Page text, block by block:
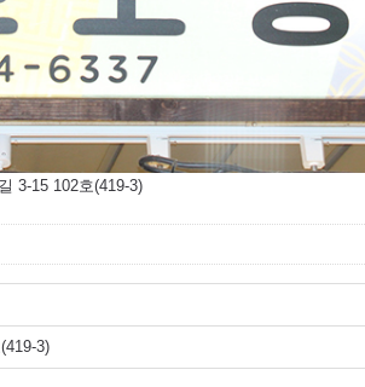
3-15 102호(419-3)
3)